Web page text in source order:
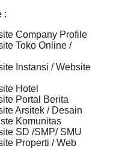
:
Company Profile
Toko Online /
Instansi / Website
Hotel
Portal Berita
Arsitek / Desain
Komunitas
SD /SMP/ SMU
Properti / Web